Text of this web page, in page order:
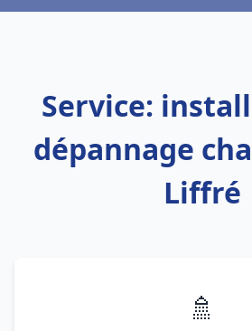
Service:
dépannage
Liffré
🚿